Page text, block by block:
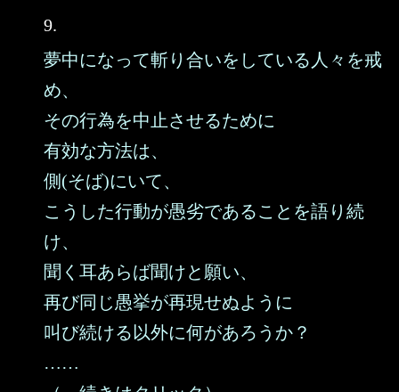
9.
夢中になって斬り合いをしている人々を戒
め、
その行為を中止させるために
有効な方法は、
側(そば)にいて、
こうした行動が愚劣であることを語り続
け、
聞く耳あらば聞けと願い、
再び同じ愚挙が再現せぬように
叫び続ける以外に何があろうか？
……